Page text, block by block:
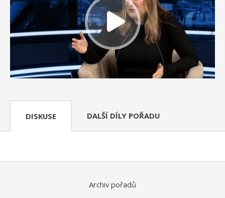
DISKUSE DALŠÍ DÍLY POŘADU
Archiv pořadů